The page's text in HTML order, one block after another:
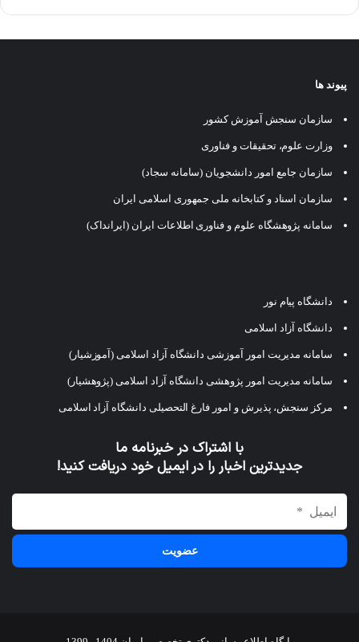
پیوند ها
سازمان سنجش آموزش کشور
وزارت علوم، تحقیقات و فناوری
سازمان جامع امور دانشجویان (سامانه سجاد)
سازمان اسناد و کتابخانه ملی جمهوری اسلامی ایران
سامانه پژوهشگاه علوم و فناوری اطلاعات ایران (ایرانداک)
دانشگاه پیام نور
دانشگاه آزاد اسلامی
سامانه مدیریت امور آموزشی دانشگاه آزاد اسلامی (آموزشیار)
سامانه مدیریت امور پژوهشی دانشگاه آزاد اسلامی (پژوهشیار)
مرکز سنجش، پذیرش و امور فارغ التحصیلی دانشگاه آزاد اسلامی
با اشتراک در خبرنامه ما
جدیدترین اخبار را در ایمیل خود دریافت کنید!